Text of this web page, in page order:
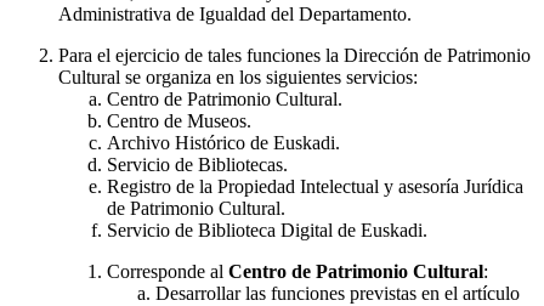
Administrativa de Igualdad del Departamento.
Para el ejercicio de tales funciones la Dirección de Patrimonio
Cultural se organiza en los siguientes servicios:
Centro de Patrimonio Cultural.
Centro de Museos.
Archivo Histórico de Euskadi.
Servicio de Bibliotecas.
Registro de la Propiedad Intelectual y asesoría Jurídica
de Patrimonio Cultural.
Servicio de Biblioteca Digital de Euskadi.
Corresponde al Centro de Patrimonio Cultural:
Desarrollar las funciones previstas en el artículo